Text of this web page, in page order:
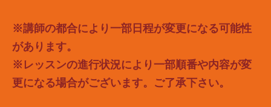
※講師の都合により一部日程が変更になる可能性
があります。
※レッスンの進行状況により一部順番や内容が変
更になる場合がございます。ご了承下さい。